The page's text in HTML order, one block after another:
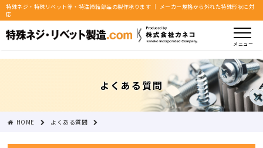
特殊ネジ・特殊リベット等・特注締結部品の製作承ります ｜ メーカー規格から外れた特殊形状に対
応
メニュー
よくある質問
HOME よくある質問
イモネジ : ピッチ0.5といった細めのホーローセットの製作はできますか？